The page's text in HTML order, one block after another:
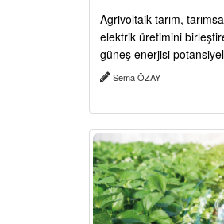
Agrivoltaik tarım,
elektrik üretimini
güneş enerjisi
Sema ÖZAY